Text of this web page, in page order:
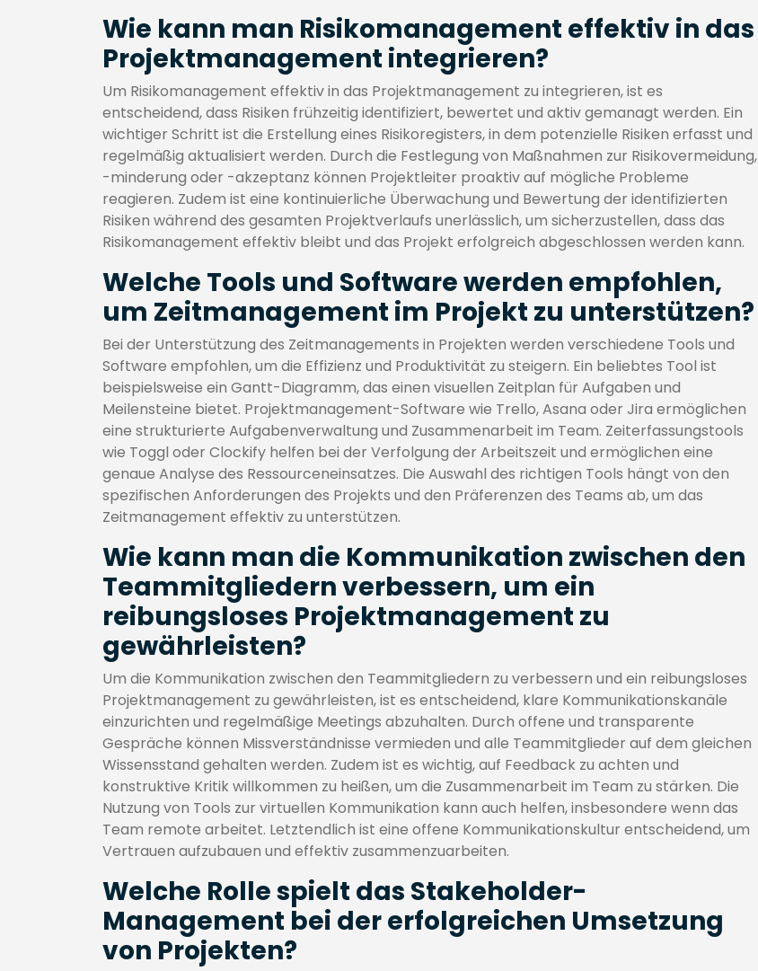
Wie kann man Risikomanagement effektiv in das
Projektmanagement integrieren?
Um Risikomanagement effektiv in das Projektmanagement zu integrieren, ist es
entscheidend, dass Risiken frühzeitig identifiziert, bewertet und aktiv gemanagt werden. Ein
wichtiger Schritt ist die Erstellung eines Risikoregisters, in dem potenzielle Risiken erfasst und
regelmäßig aktualisiert werden. Durch die Festlegung von Maßnahmen zur Risikovermeidung,
-minderung oder -akzeptanz können Projektleiter proaktiv auf mögliche Probleme
reagieren. Zudem ist eine kontinuierliche Überwachung und Bewertung der identifizierten
Risiken während des gesamten Projektverlaufs unerlässlich, um sicherzustellen, dass das
Risikomanagement effektiv bleibt und das Projekt erfolgreich abgeschlossen werden kann.
Welche Tools und Software werden empfohlen,
um Zeitmanagement im Projekt zu unterstützen?
Bei der Unterstützung des Zeitmanagements in Projekten werden verschiedene Tools und
Software empfohlen, um die Effizienz und Produktivität zu steigern. Ein beliebtes Tool ist
beispielsweise ein Gantt-Diagramm, das einen visuellen Zeitplan für Aufgaben und
Meilensteine bietet. Projektmanagement-Software wie Trello, Asana oder Jira ermöglichen
eine strukturierte Aufgabenverwaltung und Zusammenarbeit im Team. Zeiterfassungstools
wie Toggl oder Clockify helfen bei der Verfolgung der Arbeitszeit und ermöglichen eine
genaue Analyse des Ressourceneinsatzes. Die Auswahl des richtigen Tools hängt von den
spezifischen Anforderungen des Projekts und den Präferenzen des Teams ab, um das
Zeitmanagement effektiv zu unterstützen.
Wie kann man die Kommunikation zwischen den
Teammitgliedern verbessern, um ein
reibungsloses Projektmanagement zu
gewährleisten?
Um die Kommunikation zwischen den Teammitgliedern zu verbessern und ein reibungsloses
Projektmanagement zu gewährleisten, ist es entscheidend, klare Kommunikationskanäle
einzurichten und regelmäßige Meetings abzuhalten. Durch offene und transparente
Gespräche können Missverständnisse vermieden und alle Teammitglieder auf dem gleichen
Wissensstand gehalten werden. Zudem ist es wichtig, auf Feedback zu achten und
konstruktive Kritik willkommen zu heißen, um die Zusammenarbeit im Team zu stärken. Die
Nutzung von Tools zur virtuellen Kommunikation kann auch helfen, insbesondere wenn das
Team remote arbeitet. Letztendlich ist eine offene Kommunikationskultur entscheidend, um
Vertrauen aufzubauen und effektiv zusammenzuarbeiten.
Welche Rolle spielt das Stakeholder-
Management bei der erfolgreichen Umsetzung
von Projekten?